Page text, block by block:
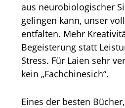
aus neurobiologischer
gelingen kann, unser
entfalten. Mehr
Begeisterung statt
Stress. Für Laien sehr
kein „Fachchinesich“.
Eines der besten